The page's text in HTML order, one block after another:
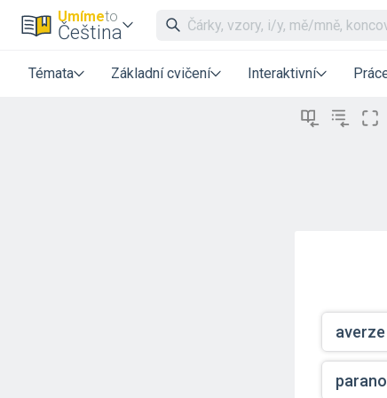
Umímeto
Čeština
Témata Základní cvičení Interaktivní
averze